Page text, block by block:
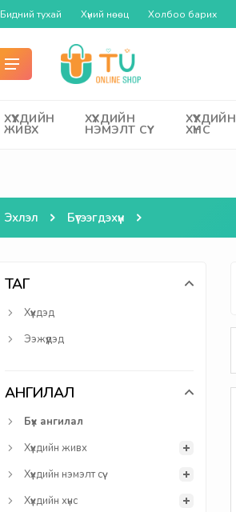
Бидний тухай Хүний нөөц Холбоо барих
ХҮҮХДИЙН
ЖИВХ
ХҮҮХДИЙН
НЭМЭЛТ СҮҮ
ХҮҮХДИЙН
ХҮНС
Эхлэл Бүтээгдэхүүн
ТАГ
Хүүхдэд
Ээжүүдэд
АНГИЛАЛ
Бүх ангилал
Хүүхдийн живх
Хүүхдийн нэмэлт сүү
Хүүхдийн хүнс